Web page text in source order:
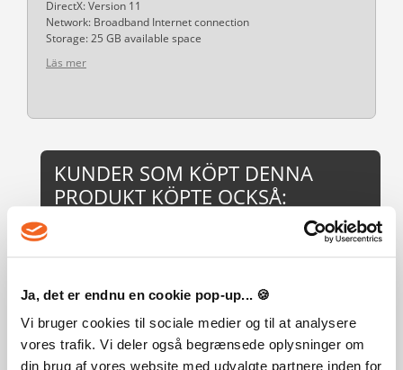
Ja, det er endnu en cookie pop-up... 🍪
Vi bruger cookies til sociale medier og til at analysere
vores trafik. Vi deler også begrænsede oplysninger om
din brug af vores website med udvalgte partnere inden for
DirectX: Version 11
Network: Broadband Internet connection
Storage: 25 GB available space
Läs mer
KUNDER SOM KÖPT DENNA
PRODUKT KÖPTE OCKSÅ:
LEGO® JURASSIC WORLD™